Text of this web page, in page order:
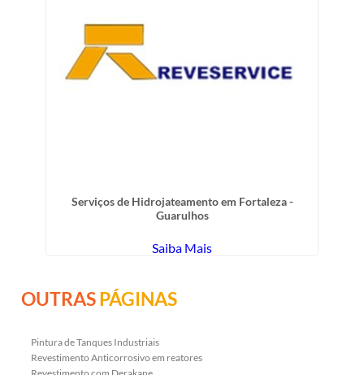
Serviços de Hidrojateamento em Fortaleza -
Guarulhos
Saiba Mais
OUTRASPÁGINAS
Pintura de Tanques Industriais
Revestimento Anticorrosivo em reatores